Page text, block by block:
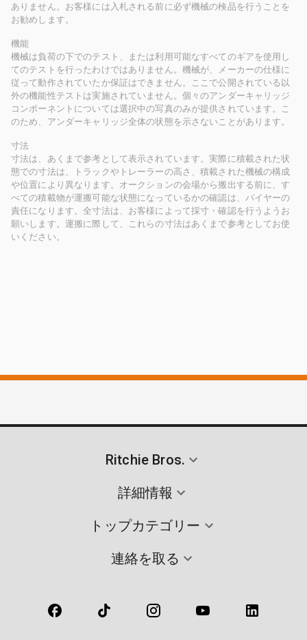
ありません。お客様には入札される前に必ず機械の検品を行うことを
お勧めします。
機能
機械は負荷の下でのテスト、または利用可能なすべてのギアを使用し
てのテストを行ったわけではありません。機械が、メーカーの仕様に
従って動作されていたか保証はできません。ここで公開されている以
外の機能性テストは実施されていません。個々のアンダーキャリッジ
コンポーネントについては選択中の写真のみが提供されています。こ
のため、アンダーキャリッジ全体の状態を示さないことがあります。
寸法
寸法は、あくまで参考として表示されています。実際に積載された状
態での寸法は、トラックやトレーラーの高さ、積載された機械の構成
や位置により異なります。オークションの会場から搬出する前に、す
べての積載物が運搬可能な状態になっているかの確認は、バイヤーの
責任になります。全寸法は、お客様によって採寸・確認を行うようお
願いします。運搬に際して、これらの寸法はあくまで参考としてお使
いください。
Ritchie Bros.
詳細情報
トップカテゴリー
連絡を取る